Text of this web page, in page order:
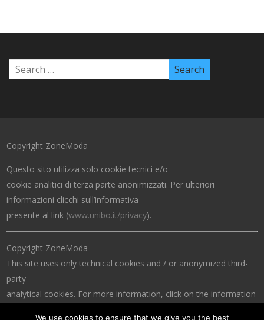
Copyright ZoneModa
Questo sito utilizza solo cookie tecnici e/o
cookie analitici di terza parte anonimizzati. Per ulteriori
informazioni clicchi sull’informativa
presente al link (www.unibo.it/privacy).
Copyright ZoneModa
This site uses only technical cookies and / or anonymized third-
party
analytical cookies. For more information, click on the information
We use cookies to ensure that we give you the best